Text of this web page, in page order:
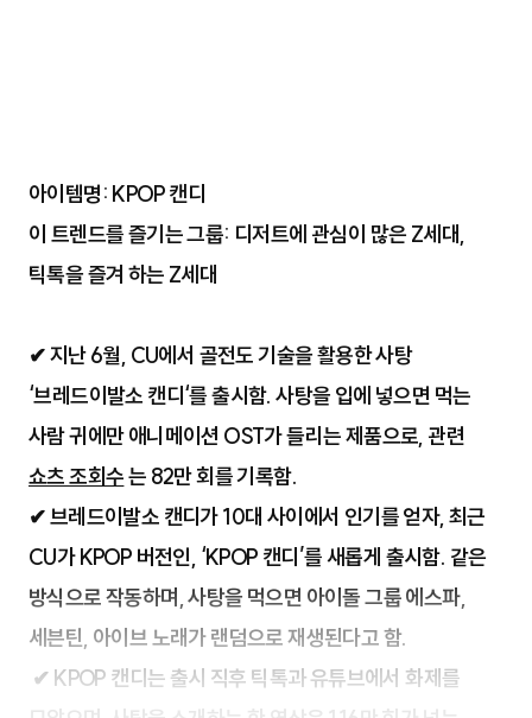
아이템명: KPOP 캔디
이 트렌드를 즐기는 그룹: 디저트에 관심이 많은 Z세대,
틱톡을 즐겨 하는 Z세대
✔ 지난 6월, CU에서 골전도 기술을 활용한 사탕
‘브레드이발소 캔디‘를 출시함. 사탕을 입에 넣으면 먹는
사람 귀에만 애니메이션 OST가 들리는 제품으로, 관련
쇼츠 조회수는 82만 회를 기록함.
✔ 브레드이발소 캔디가 10대 사이에서 인기를 얻자, 최근
CU가 KPOP 버전인, ‘KPOP 캔디’를 새롭게 출시함. 같은
방식으로 작동하며, 사탕을 먹으면 아이돌 그룹 에스파,
세븐틴, 아이브 노래가 랜덤으로 재생된다고 함.
✔ KPOP 캔디는 출시 직후 틱톡과 유튜브에서 화제를